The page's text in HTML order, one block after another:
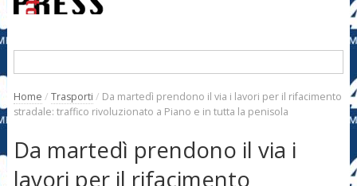
Home / Trasporti / Da martedì prendono il via i lavori per il rifacimento
stradale: traffico rivoluzionato a Piano e in tutta la penisola
Da martedì prendono il via i
lavori per il rifacimento